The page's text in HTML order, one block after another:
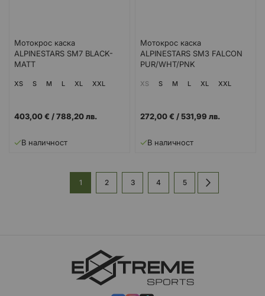
Мотокрос каска
ALPINESTARS SM7 BLACK-
MATT
XS S M L XL XXL
403,00 € /788,20 лв.
В наличност
Мотокрос каска
ALPINESTARS SM3 FALCON
PUR/WHT/PNK
XS S M L XL XXL
272,00 € /531,99 лв.
В наличност
В1 Страница
2 Страница
3 Страница
4 Страница
5